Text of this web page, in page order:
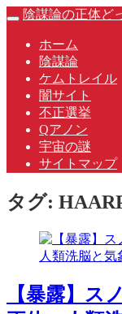
Skip
content
Toggle
陰謀論の正体ど
ホーム
陰謀論
ケムトレイル
闇サイト
不正選挙
Qアノン
宇宙の謎
サイトマップ
タグ:
【暴露】ス